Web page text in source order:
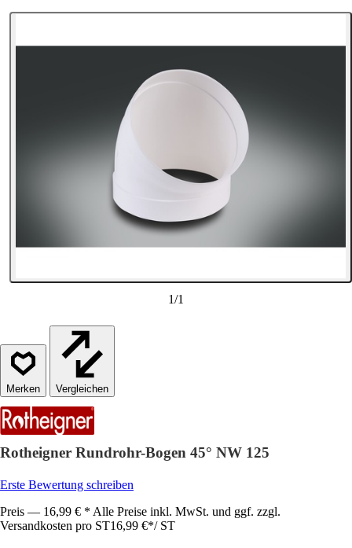
1/1
Vergleichen
Rotheigner Rundrohr-Bogen 45° NW 125
Erste Bewertung schreiben
Preis — 16,99 € * Alle Preise inkl. MwSt. und ggf. zzgl.
Versandkosten pro ST16,99 €*/ ST